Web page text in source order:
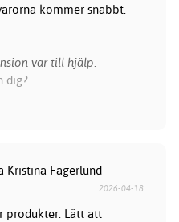
kommer snabbt.
var till hjälp.
dig?
Kristina Fagerlund
2026-04-18
produkter. Lätt att